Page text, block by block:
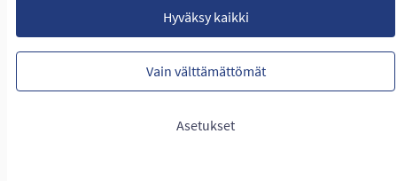
Hyväksy kaikki
Vain välttämättömät
Asetukset
1 1 SEURAAJA
SEURAA
KEPPARIRATA KOUKKARIN